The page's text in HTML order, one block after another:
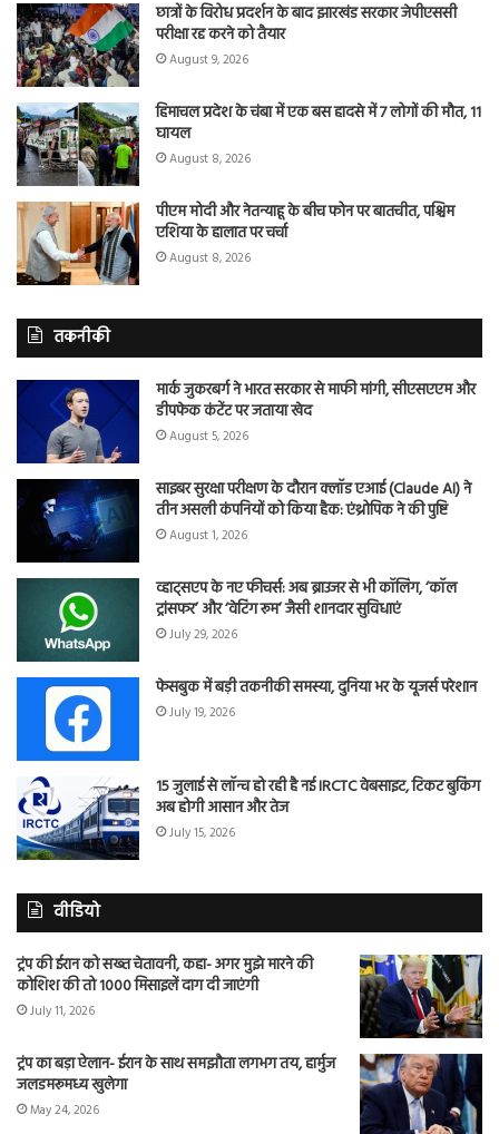
छात्रों के विरोध प्रदर्शन के बाद झारखंड सरकार जेपीएससी
परीक्षा रद्द करने को तैयार
August 9, 2026
हिमाचल प्रदेश के चंबा में एक बस हादसे में 7 लोगों की मौत, 11
घायल
August 8, 2026
पीएम मोदी और नेतन्याहू के बीच फोन पर बातचीत, पश्चिम
एशिया के हालात पर चर्चा
August 8, 2026
तकनीकी
मार्क जुकरबर्ग ने भारत सरकार से माफी मांगी, सीएसएएम और
डीपफेक कंटेंट पर जताया खेद
August 5, 2026
साइबर सुरक्षा परीक्षण के दौरान क्लॉड एआई (Claude AI) ने
तीन असली कंपनियों को किया हैक: एंथ्रोपिक ने की पुष्टि
August 1, 2026
व्हाट्सएप के नए फीचर्स: अब ब्राउजर से भी कॉलिंग, ‘कॉल
ट्रांसफर’ और ‘वेटिंग रूम’ जैसी शानदार सुविधाएं
July 29, 2026
फेसबुक में बड़ी तकनीकी समस्या, दुनिया भर के यूजर्स परेशान
July 19, 2026
15 जुलाई से लॉन्च हो रही है नई IRCTC वेबसाइट, टिकट बुकिंग
अब होगी आसान और तेज
July 15, 2026
वीडियो
ट्रंप की ईरान को सख्त चेतावनी, कहा- अगर मुझे मारने की
कोशिश की तो 1000 मिसाइलें दाग दी जाएंगी
July 11, 2026
ट्रंप का बड़ा ऐलान- ईरान के साथ समझौता लगभग तय, हार्मुज
जलडमरूमध्य खुलेगा
May 24, 2026